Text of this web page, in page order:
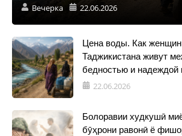
Вечерка 22.06.2026
Цена воды. Как
Таджикистана живут
бедностью и надеждой
22.06.2026
Болоравии худкушӣ
бӯҳрони равонӣ ё